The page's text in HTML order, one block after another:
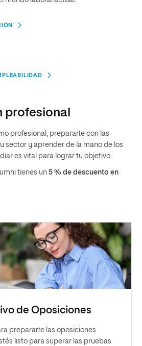
profesional
profesional, prepararte con las
sector y aprender de la mano de los
es vital para lograr tu objetivo.
tienes un 5 % de descuento en
de Oposiciones
prepararte las oposiciones
listo para superar las pruebas